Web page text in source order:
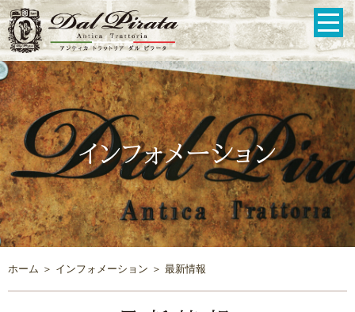
インフォメーション
ホーム ＞ インフォメーション ＞ 最新情報